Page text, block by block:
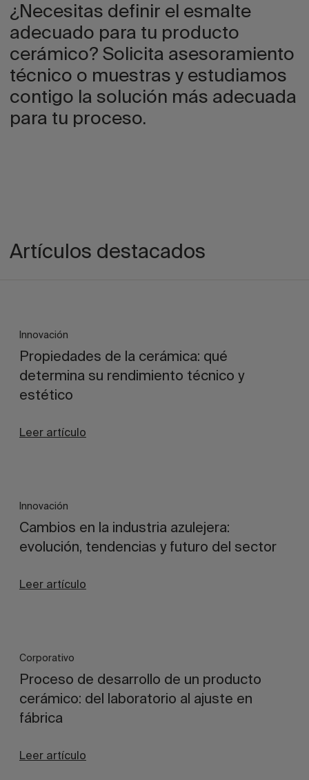
¿Necesitas definir el esmalte
adecuado para tu producto
cerámico? Solicita asesoramiento
técnico o muestras y estudiamos
contigo la solución más adecuada
para tu proceso.
Artículos destacados
Innovación
Propiedades de la cerámica: qué
determina su rendimiento técnico y
estético
Leer artículo
Innovación
Cambios en la industria azulejera:
evolución, tendencias y futuro del sector
Leer artículo
Corporativo
Proceso de desarrollo de un producto
cerámico: del laboratorio al ajuste en
fábrica
Leer artículo